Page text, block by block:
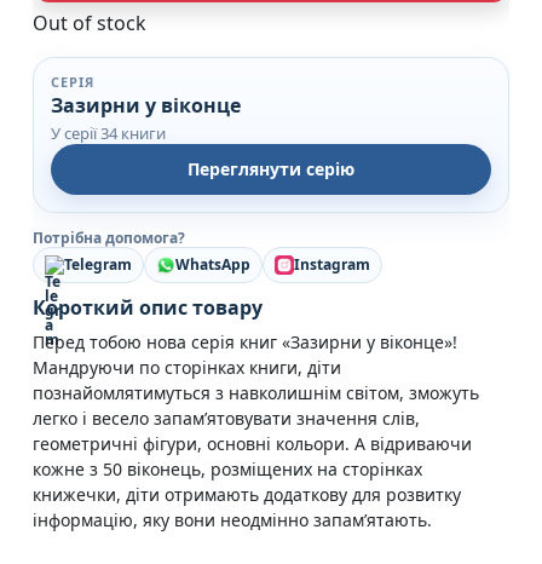
Out of stock
СЕРІЯ
Зазирни у віконце
У серії 34 книги
Переглянути серію
Потрібна допомога?
Telegram
WhatsApp Instagram
Короткий опис товару
Перед тобою нова серія книг «Зазирни у віконце»!
Мандруючи по сторінках книги, діти
познайомлятимуться з навколишнім світом, зможуть
легко і весело запам’ятовувати значення слів,
геометричні фігури, основні кольори. А відриваючи
кожне з 50 віконець, розміщених на сторінках
книжечки, діти отримають додаткову для розвитку
інформацію, яку вони неодмінно запам’ятають.